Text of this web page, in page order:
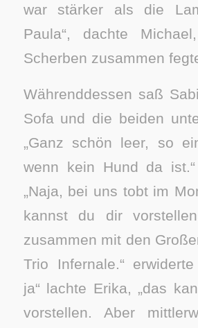
war stärker als die
Paula“, dachte
Scherben zusammen
Währenddessen saß
Sofa und die beiden
„Ganz schön leer, so
wenn kein Hund da
„Naja, bei uns tobt im
kannst du dir
zusammen mit den
Trio Infernale.“
ja“ lachte Erika, „das
vorstellen. Aber